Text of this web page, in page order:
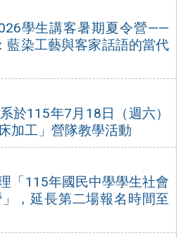
學生講客暑期夏令營——
藍染工藝與客家話語的當代
於115年7月18日（週六）
加工」營隊教學活動
「115年國民中學學生社會
，延長第二場報名時間至